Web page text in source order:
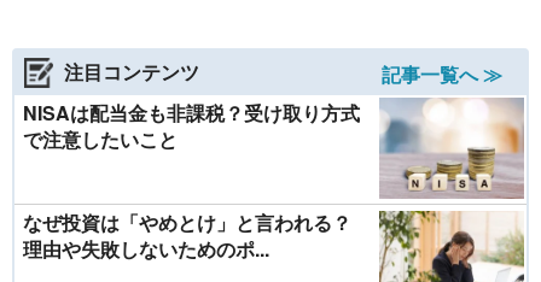
注目コンテンツ
記事一覧へ ≫
NISAは配当金も非課税？受け取り方式
で注意したいこと
なぜ投資は「やめとけ」と言われる？
理由や失敗しないためのポ...